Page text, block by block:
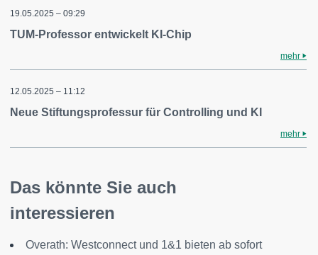
19.05.2025 – 09:29
TUM-Professor entwickelt KI-Chip
mehr
12.05.2025 – 11:12
Neue Stiftungsprofessur für Controlling und KI
mehr
Das könnte Sie auch
interessieren
Overath: Westconnect und 1&1 bieten ab sofort